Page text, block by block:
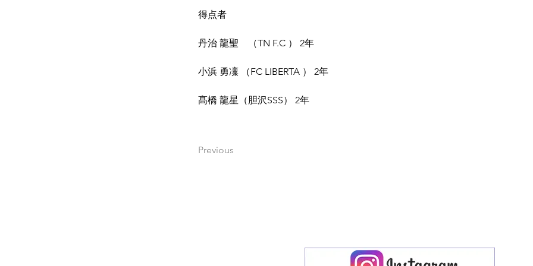
得点者
丹治 龍聖　（TN F.C ） 2年
小浜 勇凜 （FC LIBERTA ） 2年
髙橋 龍星（胆沢SSS） 2年
Previous